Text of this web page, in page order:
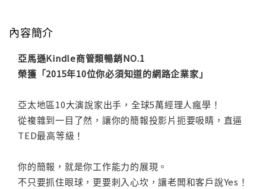
內容簡介
亞馬遜Kindle商管類暢銷NO.1
榮獲「2015年10位你必須知道的網路企業家」
亞太地區10大演說家出手，全球5萬經理人瘋學！
從複雜到一目了然，讓你的簡報投影片扼要吸睛，直逼
TED最高等級！
你的簡報，就是你工作能力的展現。
不只要抓住眼球，更要刺入心坎，讓老闆和客戶說Yes！